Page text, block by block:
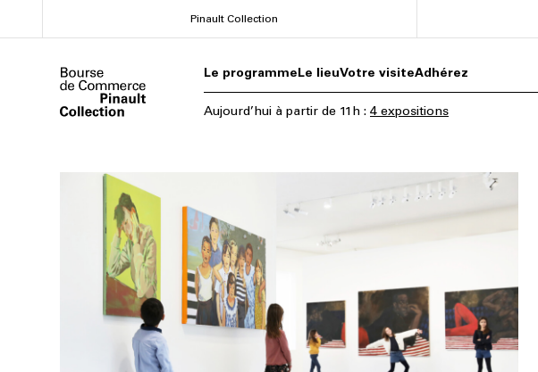
au
principal
Pinault Collection
Le programmeLe lieuVotre visiteAdhérez
Aujourd’hui à partir de 11h : 4 expositions